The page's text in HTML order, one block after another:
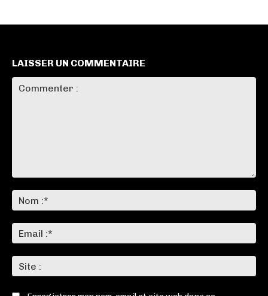
LAISSER UN COMMENTAIRE
:*
:*
: